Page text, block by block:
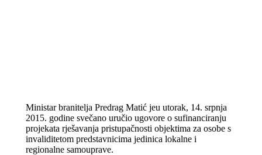
Ministar branitelja Predrag Matić jeu utorak, 14. srpnja
2015. godine svečano uručio ugovore o sufinanciranju
projekata rješavanja pristupačnosti objektima za osobe s
invaliditetom predstavnicima jedinica lokalne i
regionalne samouprave.